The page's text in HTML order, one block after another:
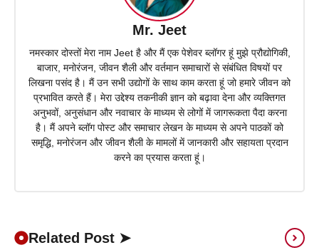
Mr. Jeet
नमस्कार दोस्तों मेरा नाम Jeet है और मैं एक पेशेवर ब्लॉगर हूं मुझे प्रौद्योगिकी,
बाजार, मनोरंजन, जीवन शैली और वर्तमान समाचारों से संबंधित विषयों पर
लिखना पसंद है। मैं उन सभी उद्योगों के साथ काम करता हूं जो हमारे जीवन को
प्रभावित करते हैं। मेरा उद्देश्य तकनीकी ज्ञान को बढ़ावा देना और व्यक्तिगत
अनुभवों, अनुसंधान और नवाचार के माध्यम से लोगों में जागरूकता पैदा करना
है। मैं अपने ब्लॉग पोस्ट और समाचार लेखन के माध्यम से अपने पाठकों को
समृद्धि, मनोरंजन और जीवन शैली के मामलों में जानकारी और सहायता प्रदान
करने का प्रयास करता हूं।
Related Post ➤